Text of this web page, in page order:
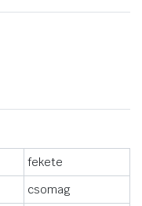
fekete
csomag